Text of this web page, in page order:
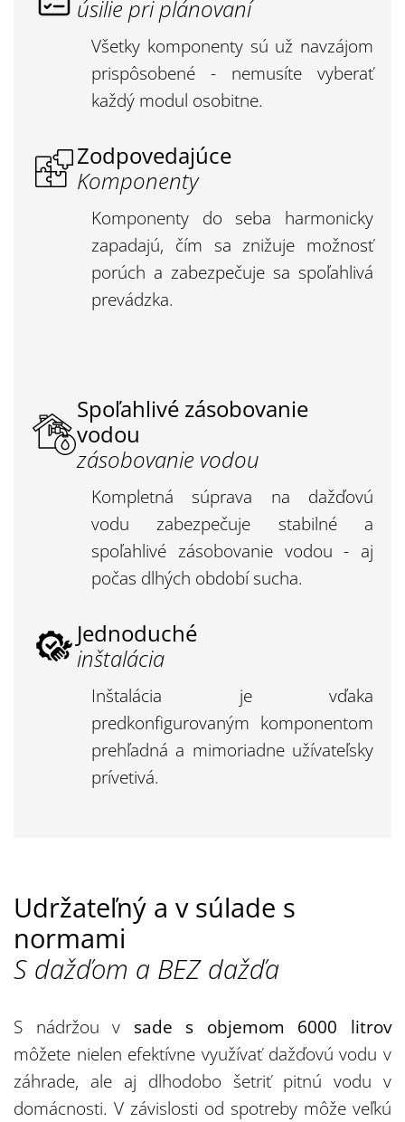
úsilie pri plánovaní
Všetky komponenty sú už navzájom
prispôsobené - nemusíte vyberať
každý modul osobitne.
Zodpovedajúce
Komponenty
Komponenty do seba harmonicky
zapadajú, čím sa znižuje možnosť
porúch a zabezpečuje sa spoľahlivá
prevádzka.
Spoľahlivé zásobovanie
vodou
zásobovanie vodou
Kompletná súprava na dažďovú
vodu zabezpečuje stabilné a
spoľahlivé zásobovanie vodou - aj
počas dlhých období sucha.
Jednoduché
inštalácia
Inštalácia je vďaka
predkonfigurovaným komponentom
prehľadná a mimoriadne užívateľsky
prívetivá.
Udržateľný a v súlade s
normami
S dažďom a BEZ dažďa
S nádržou v sade s objemom 6000 litrov
môžete nielen efektívne využívať dažďovú vodu v
záhrade, ale aj dlhodobo šetriť pitnú vodu v
domácnosti. V závislosti od spotreby môže veľkú